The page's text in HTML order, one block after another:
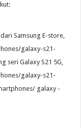
Samsung E-store,
galaxy-s21-
seri Galaxy S21 5G,
galaxy-s21-
galaxy -